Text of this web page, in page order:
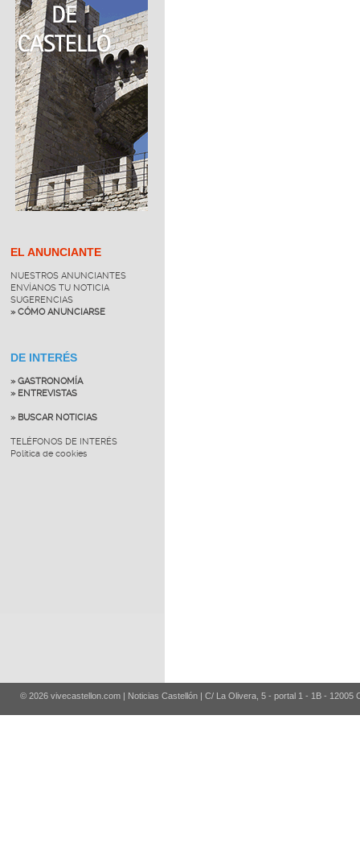
EL ANUNCIANTE
NUESTROS ANUNCIANTES
ENVÍANOS TU NOTICIA
SUGERENCIAS
» CÓMO ANUNCIARSE
DE INTERÉS
» GASTRONOMÍA
» ENTREVISTAS
» BUSCAR NOTICIAS
TELÉFONOS DE INTERÉS
Política de cookies
© 2026 vivecastellon.com | Noticias Castellón | C/ La Olivera, 5 - portal 1 - 1B - 12005